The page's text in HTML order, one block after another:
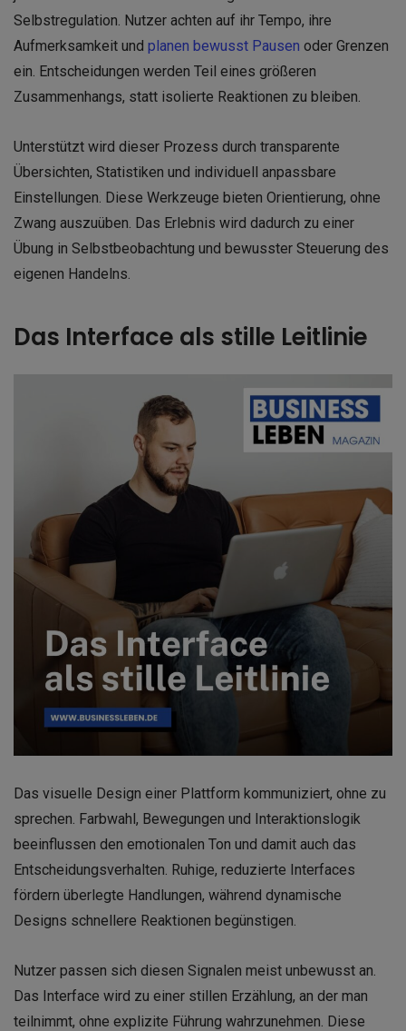
Selbstregulation. Nutzer achten auf ihr Tempo, ihre
Aufmerksamkeit und planen bewusst Pausen oder Grenzen
ein. Entscheidungen werden Teil eines größeren
Zusammenhangs, statt isolierte Reaktionen zu bleiben.
Unterstützt wird dieser Prozess durch transparente
Übersichten, Statistiken und individuell anpassbare
Einstellungen. Diese Werkzeuge bieten Orientierung, ohne
Zwang auszuüben. Das Erlebnis wird dadurch zu einer
Übung in Selbstbeobachtung und bewusster Steuerung des
eigenen Handelns.
Das Interface als stille Leitlinie
Das visuelle Design einer Plattform kommuniziert, ohne zu
sprechen. Farbwahl, Bewegungen und Interaktionslogik
beeinflussen den emotionalen Ton und damit auch das
Entscheidungsverhalten. Ruhige, reduzierte Interfaces
fördern überlegte Handlungen, während dynamische
Designs schnellere Reaktionen begünstigen.
Nutzer passen sich diesen Signalen meist unbewusst an.
Das Interface wird zu einer stillen Erzählung, an der man
teilnimmt, ohne explizite Führung wahrzunehmen. Diese